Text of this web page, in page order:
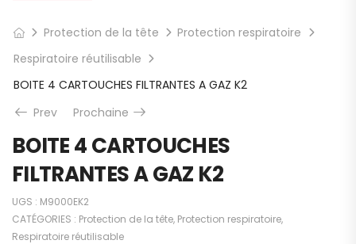
Protection de la tête
Protection respiratoire
Respiratoire réutilisable
BOITE 4 CARTOUCHES FILTRANTES A GAZ K2
Prev
Prochaine
BOITE 4 CARTOUCHES
FILTRANTES A GAZ K2
UGS : M9000EK2
CATÉGORIES : Protection de la tête, Protection respiratoire,
Respiratoire réutilisable